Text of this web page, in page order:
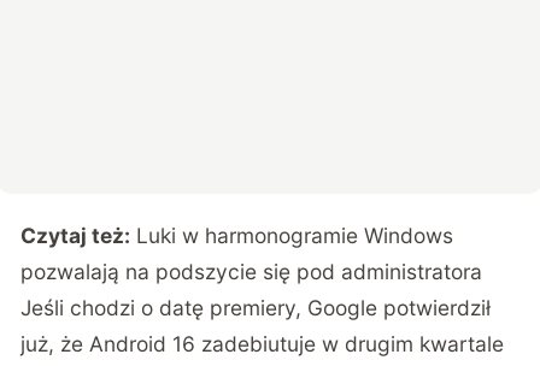
Czytaj też: Luki w harmonogramie Windows
pozwalają na podszycie się pod administratora
Jeśli chodzi o datę premiery, Google potwierdził
już, że Android 16 zadebiutuje w drugim kwartale